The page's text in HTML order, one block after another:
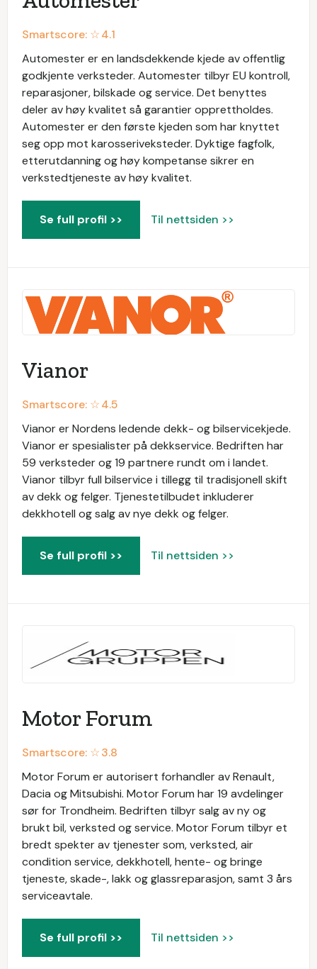
Smartscore: ☆4.1
Automester er en landsdekkende kjede av offentlig
godkjente verksteder. Automester tilbyr EU kontroll,
reparasjoner, bilskade og service. Det benyttes
deler av høy kvalitet så garantier opprettholdes.
Automester er den første kjeden som har knyttet
seg opp mot karosseriveksteder. Dyktige fagfolk,
etterutdanning og høy kompetanse sikrer en
verkstedtjeneste av høy kvalitet.
Se full profil >> Til nettsiden >>
Vianor
Smartscore: ☆4.5
Vianor er Nordens ledende dekk- og bilservicekjede.
Vianor er spesialister på dekkservice. Bedriften har
59 verksteder og 19 partnere rundt om i landet.
Vianor tilbyr full bilservice i tillegg til tradisjonell skift
av dekk og felger. Tjenestetilbudet inkluderer
dekkhotell og salg av nye dekk og felger.
Se full profil >> Til nettsiden >>
Motor Forum
Smartscore: ☆3.8
Motor Forum er autorisert forhandler av Renault,
Dacia og Mitsubishi. Motor Forum har 19 avdelinger
sør for Trondheim. Bedriften tilbyr salg av ny og
brukt bil, verksted og service. Motor Forum tilbyr et
bredt spekter av tjenester som, verksted, air
condition service, dekkhotell, hente- og bringe
tjeneste, skade-, lakk og glassreparasjon, samt 3 års
serviceavtale.
Se full profil >> Til nettsiden >>